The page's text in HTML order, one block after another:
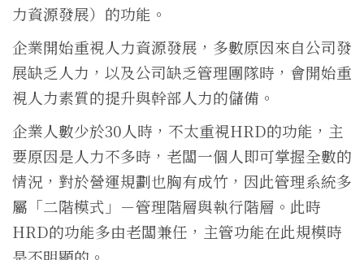
力資源發展）的功能。
企業開始重視人力資源發展，多數原因來自公司發
展缺乏人力，以及公司缺乏管理團隊時，會開始重
視人力素質的提升與幹部人力的儲備。
企業人數少於30人時，不太重視HRD的功能，主
要原因是人力不多時，老闆一個人即可掌握全數的
情況，對於營運規劃也胸有成竹，因此管理系統多
屬「二階模式」－管理階層與執行階層。此時
HRD的功能多由老闆兼任，主管功能在此規模時